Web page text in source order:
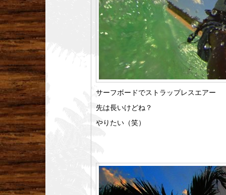
サーフボードでストラップレスエアー
先は長いけどね？
やりたい（笑）